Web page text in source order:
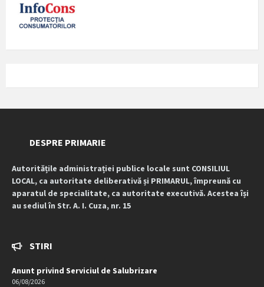
DESPRE PRIMARIE
Autoritățile administrației publice locale sunt CONSILIUL
LOCAL, ca autoritate deliberativă și PRIMARUL, împreună cu
aparatul de specialitate, ca autoritate executivă. Acestea își
au sediul în Str. A. I. Cuza, nr. 15
STIRI
Anunt privind Serviciul de Salubrizare
06/08/2026